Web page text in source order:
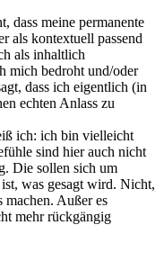
dass meine permanente
als kontextuell passend
als inhaltlich
mich bedroht und/oder
dass ich eigentlich (in
echten Anlass zu
ich: ich bin vielleicht
sind hier auch nicht
Die sollen sich um
was gesagt wird. Nicht,
Außer es
mehr rückgängig